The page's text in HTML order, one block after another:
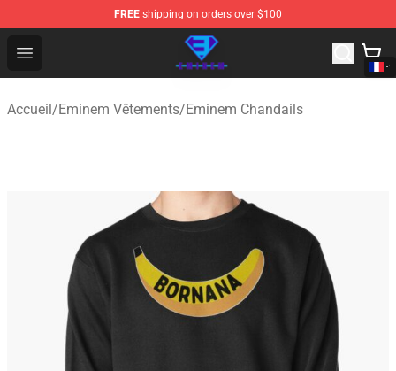
FREE shipping on orders over $100
Open menu
Eminem Store - Official Eminem Merchandise Shop
Accueil/Eminem Vêtements/Eminem Chandails